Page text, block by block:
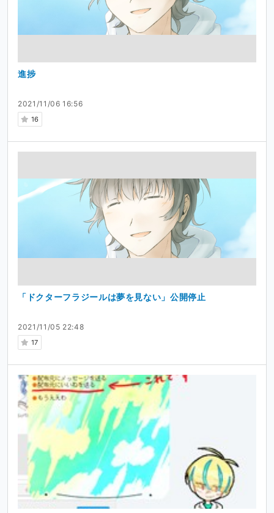
2021/11/06 16:56
16
進捗
2021/11/05 22:48
17
「ドクターフラジールは夢を見ない」公開停止